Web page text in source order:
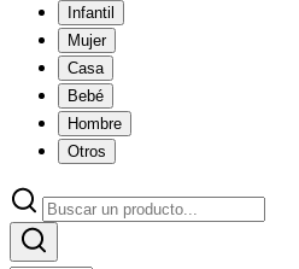
Infantil
Mujer
Casa
Bebé
Hombre
Otros